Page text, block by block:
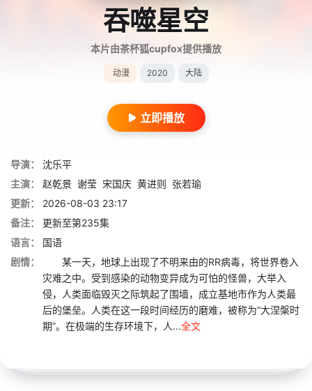
吞噬星空
本片由茶杯狐cupfox提供播放
动漫 2020 大陆
立即播放
导演：
沈乐平
主演：
赵乾景 谢莹 宋国庆 黄进则 张若瑜
更新：
2026-08-03 23:17
备注：
更新至第235集
语言：
国语
剧情：
某一天，地球上出现了不明来由的RR病毒，将世界卷入
灾难之中。受到感染的动物变异成为可怕的怪兽，大举入
侵，人类面临毁灭之际筑起了围墙，成立基地市作为人类最
后的堡垒。人类在这一段时间经历的磨难，被称为“大涅槃时
期”。在极端的生存环境下，人...全文